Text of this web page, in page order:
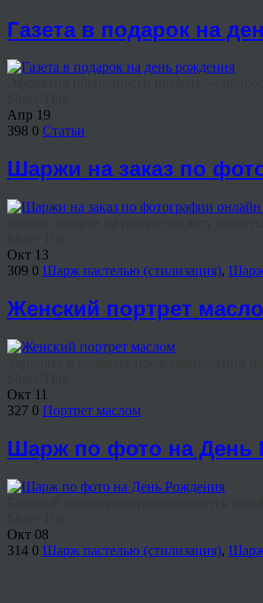
Газета в подарок на
Апр 19
398 0 Статьи
Шаржи на заказ по
Окт 13
309 0 Шарж пастелью (стилизация),
Женский портрет
Окт 11
327 0 Портрет маслом
Шарж по фото на День
Окт 08
314 0 Шарж пастелью (стилизация),